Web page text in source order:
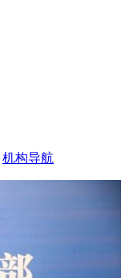
机构导航